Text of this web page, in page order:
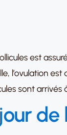
est
l’ovulation
sont arrivés
de